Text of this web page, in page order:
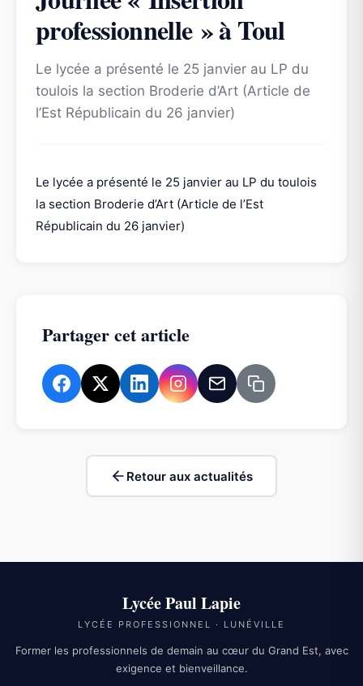
professionnelle » à Toul
Le lycée a présenté le 25 janvier au LP du
toulois la section Broderie d’Art (Article de
l’Est Républicain du 26 janvier)
Le lycée a présenté le 25 janvier au LP du toulois
la section Broderie d’Art (Article de l’Est
Républicain du 26 janvier)
Partager cet article
Retour aux actualités
Lycée Paul Lapie
LYCÉE PROFESSIONNEL · LUNÉVILLE
Former les professionnels de demain au cœur du Grand Est, avec
exigence et bienveillance.